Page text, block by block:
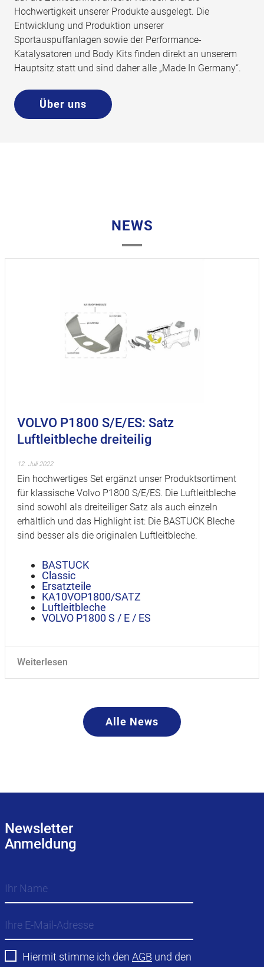
Hochwertigkeit unserer Produkte ausgelegt. Die
Entwicklung und Produktion unserer
Sportauspuffanlagen sowie der Performance-
Katalysatoren und Body Kits finden direkt an unserem
Hauptsitz statt und sind daher alle „Made In Germany“.
Über uns
NEWS
VOLVO P1800 S/E/ES: Satz
Luftleitbleche dreiteilig
12. Juli 2022
Ein hochwertiges Set ergänzt unser Produktsortiment
für klassische Volvo P1800 S/E/ES. Die Luftleitbleche
sind sowohl als dreiteiliger Satz als auch einzeln
erhältlich und das Highlight ist: Die BASTUCK Bleche
sind besser als die originalen Luftleitbleche.
BASTUCK
Classic
Ersatzteile
KA10VOP1800/SATZ
Luftleitbleche
VOLVO P1800 S / E / ES
Weiterlesen
Alle News
Newsletter
Anmeldung
Hiermit stimme ich den AGB und den